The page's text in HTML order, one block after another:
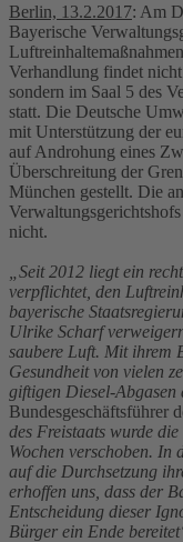
Berlin, 13.2.2017: Am
Bayerische
Verhandlung findet
sondern im Saal 5 des
statt. Die Deutsche
mit Unterstützung der
auf Androhung eines
Überschreitung der
München gestellt. Die
nicht.
„Seit 2012 liegt ein
verpflichtet, den
bayerische
Ulrike Scharf
saubere Luft. Mit ihrem
Gesundheit von vielen
giftigen Diesel-Abgasen
Bundesgeschäftsführer
des Freistaats wurde
Wochen verschoben. In
auf die Durchsetzung
erhoffen uns, dass der
Entscheidung dieser
Bürger ein Ende